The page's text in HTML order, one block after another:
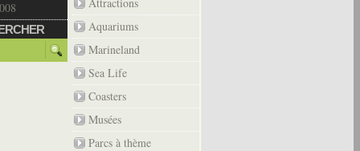
Aquariums
Marineland
Sea Life
Coasters
Musées
Parcs à thème